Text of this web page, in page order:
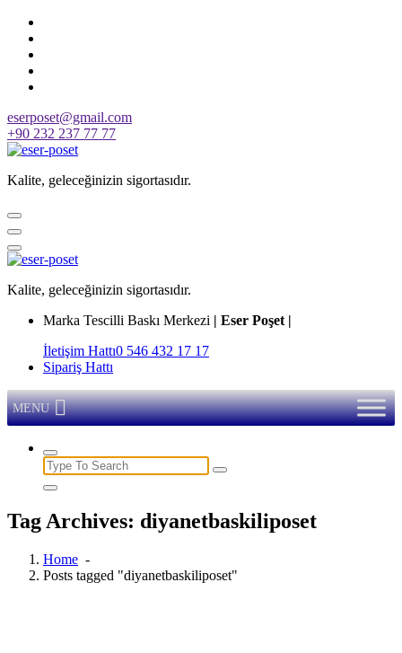
Skip
content
eserposet@gmail.com
+90 232 237 77 77
Kalite, geleceğinizin sigortasıdır.
Kalite, geleceğinizin sigortasıdır.
Marka Tescilli Baskı Merkezi | Eser Poşet |
İletişim Hattı0 546 432 17 17
Sipariş Hattı
MENU
Search
for:
Tag Archives: diyanetbaskiliposet
Home -
Posts tagged "diyanetbaskiliposet"